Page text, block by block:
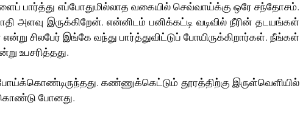
பார்த்து எப்போதுமில்லாத வகையில் செவ்வாய்க்கு ஒரே சந்தோசம்.
அளவு இருக்கிறேன். என்னிடம் பனிக்கட்டி வடிவில் நீரின் தடயங்கள்
சிலபேர் இங்கே வந்து பார்த்துவிட்டுப் போயிருக்கிறார்கள். நீங்கள்
உபசரித்தது.
கண்ணுக்கெட்டும் தூரத்திற்கு இருள்வெளியில்
போனது.